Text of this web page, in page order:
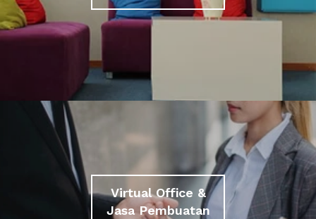
Virtual Office &
Jasa Pembuatan